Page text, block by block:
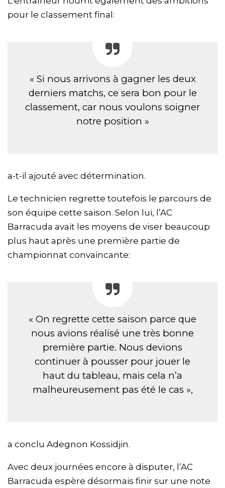
pour le classement final:
« Si nous arrivons à gagner les deux
derniers matchs, ce sera bon pour le
classement, car nous voulons soigner
notre position »
a-t-il ajouté avec détermination.
Le technicien regrette toutefois le parcours de
son équipe cette saison. Selon lui, l’AC
Barracuda avait les moyens de viser beaucoup
plus haut après une première partie de
championnat convaincante:
« On regrette cette saison parce que
nous avions réalisé une très bonne
première partie. Nous devions
continuer à pousser pour jouer le
haut du tableau, mais cela n’a
malheureusement pas été le cas »,
a conclu Adegnon Kossidjin.
Avec deux journées encore à disputer, l’AC
Barracuda espère désormais finir sur une note